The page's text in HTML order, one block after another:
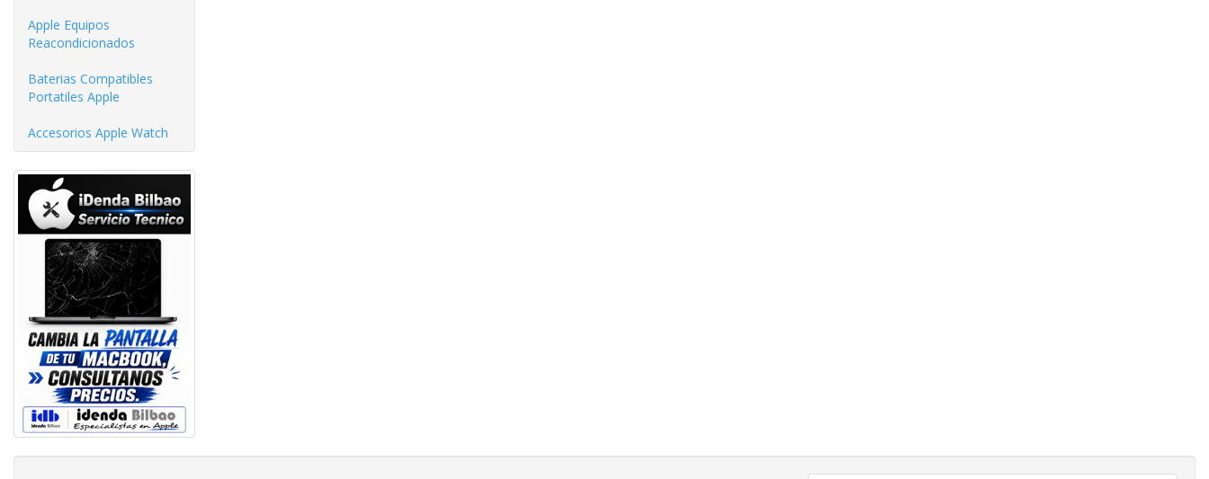
Apple Equipos
Reacondicionados
Baterias Compatibles
Portatiles Apple
Accesorios Apple Watch